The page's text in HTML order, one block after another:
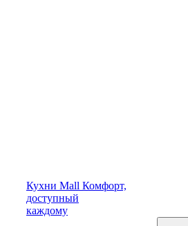
Кухни Mall Комфорт,
доступный
каждому